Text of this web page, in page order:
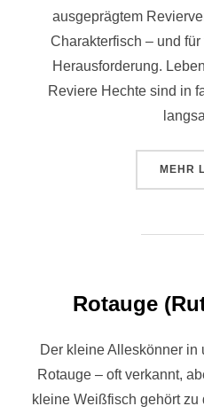
ausgeprägtem
Charakterfisch – und
Herausforderung.
Reviere Hechte sind in
MEHR
Rotauge
Der kleine Alleskönner
Rotauge – oft verkannt,
kleine Weißfisch gehört